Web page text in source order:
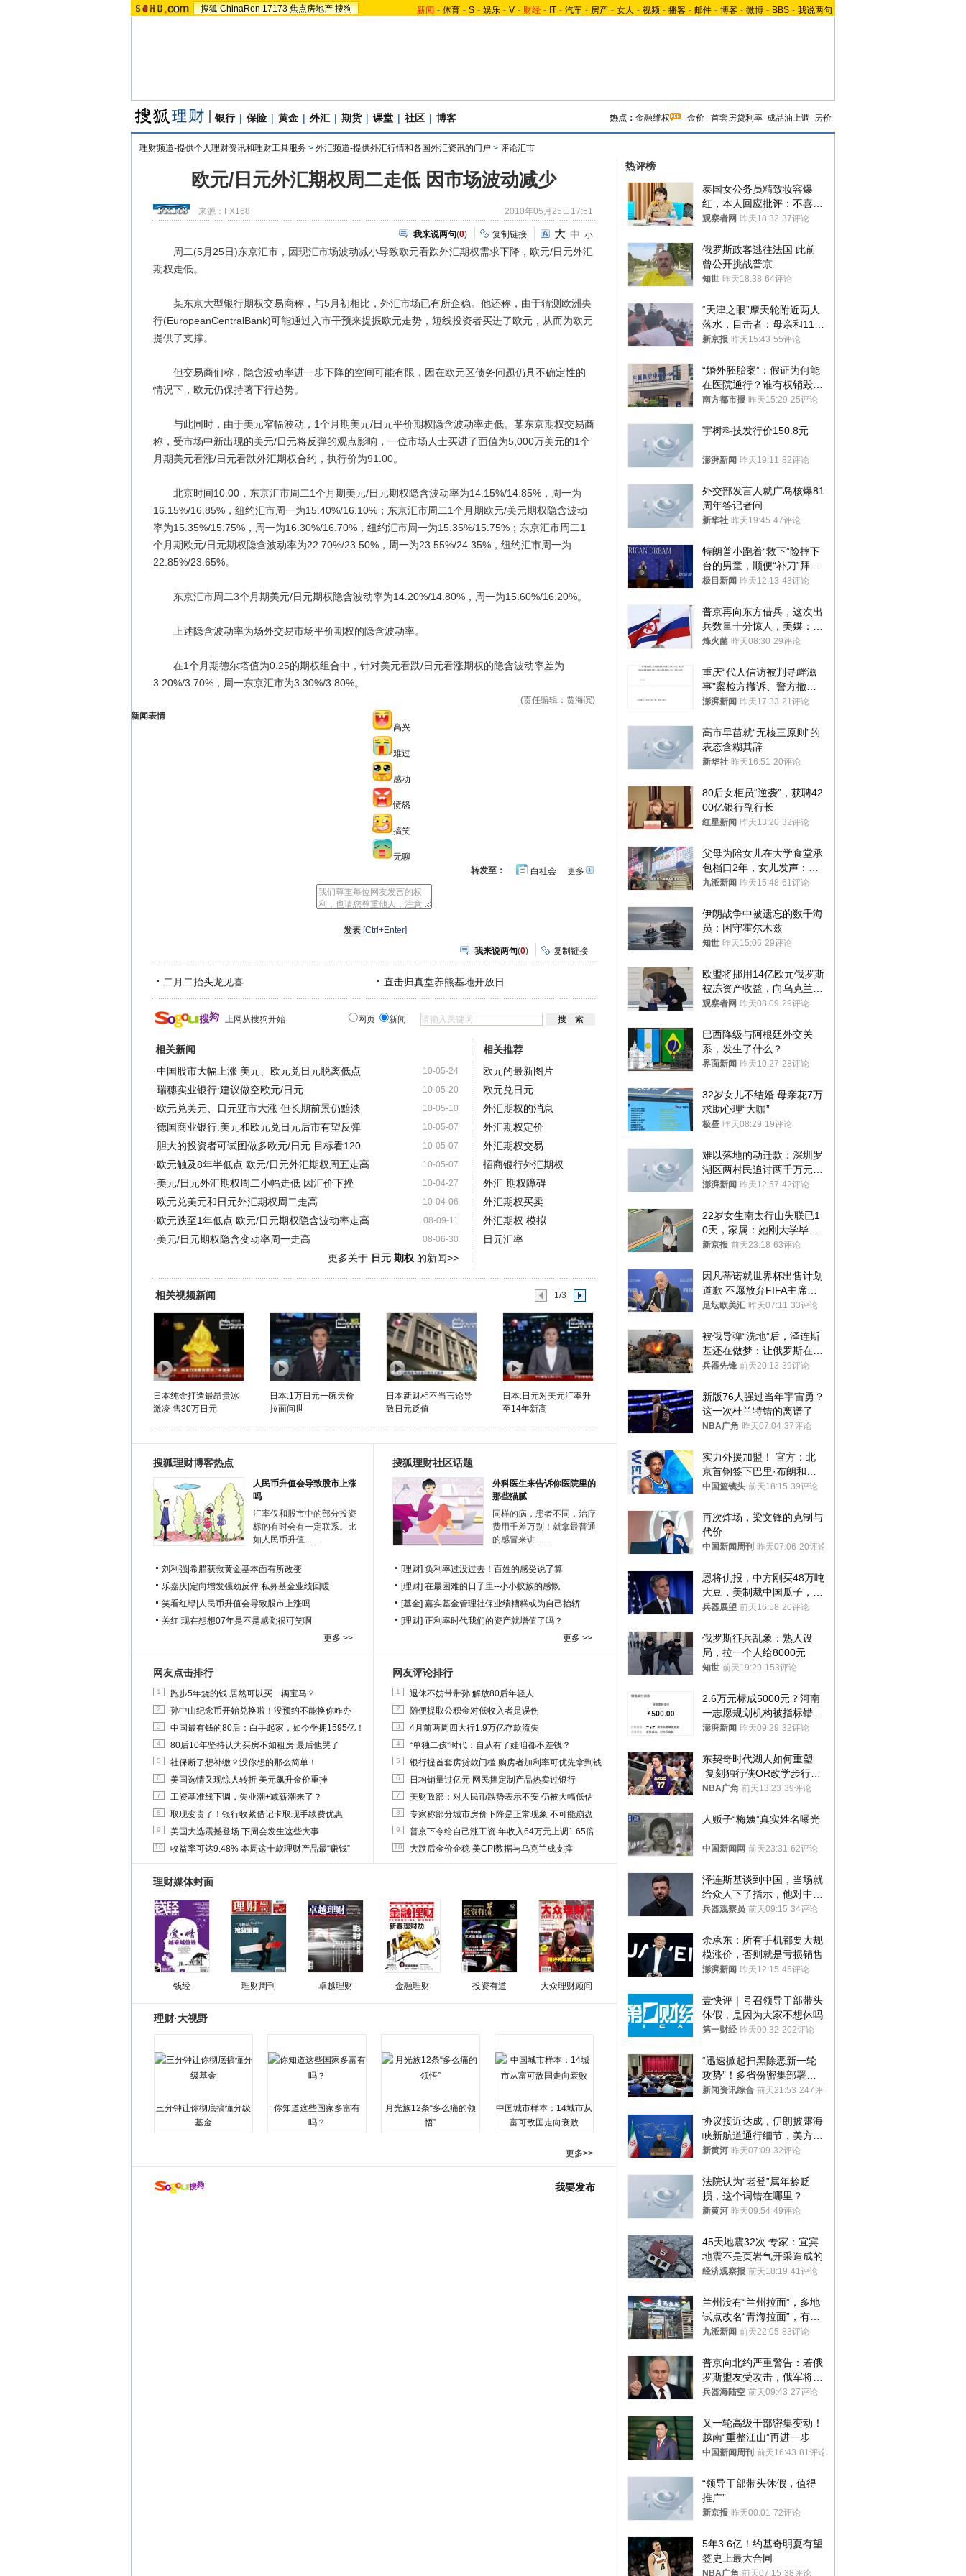
搜狐 ChinaRen 17173 焦点房地产 搜狗 新闻 - 体育 - S - 娱乐 - V - 财经 - IT - 汽车 - 房产 - 女人 - 视频 - 播客 - 邮件 - 博客 - 微博 - BBS - 我说两句
银行 | 保险 | 黄金 | 外汇 | 期货 | 课堂 | 社区 | 博客 热点： 金融维权 金价 首套房贷利率 成品油上调 房价
理财频道-提供个人理财资讯和理财工具服务 > 外汇频道-提供外汇行情和各国外汇资讯的门户 > 评论汇市
欧元/日元外汇期权周二走低 因市场波动减少
来源： FX168 2010年05月25日17:51
我来说两句(0) 复制链接 大 中 小
周二(5月25日)东京汇市，因现汇市场波动减小导致欧元看跌外汇期权需求下降，欧元/日元外汇
期权走低。
某东京大型银行期权交易商称，与5月初相比，外汇市场已有所企稳。他还称，由于猜测欧洲央
行(EuropeanCentralBank)可能通过入市干预来提振欧元走势，短线投资者买进了欧元，从而为欧元
提供了支撑。
但交易商们称，隐含波动率进一步下降的空间可能有限，因在欧元区债务问题仍具不确定性的
情况下，欧元仍保持著下行趋势。
与此同时，由于美元窄幅波动，1个月期美元/日元平价期权隐含波动率走低。某东京期权交易商
称，受市场中新出现的美元/日元将反弹的观点影响，一位市场人士买进了面值为5,000万美元的1个
月期美元看涨/日元看跌外汇期权合约，执行价为91.00。
北京时间10:00，东京汇市周二1个月期美元/日元期权隐含波动率为14.15%/14.85%，周一为
16.15%/16.85%，纽约汇市周一为15.40%/16.10%；东京汇市周二1个月期欧元/美元期权隐含波动
率为15.35%/15.75%，周一为16.30%/16.70%，纽约汇市周一为15.35%/15.75%；东京汇市周二1
个月期欧元/日元期权隐含波动率为22.70%/23.50%，周一为23.55%/24.35%，纽约汇市周一为
22.85%/23.65%。
东京汇市周二3个月期美元/日元期权隐含波动率为14.20%/14.80%，周一为15.60%/16.20%。
上述隐含波动率为场外交易市场平价期权的隐含波动率。
在1个月期德尔塔值为0.25的期权组合中，针对美元看跌/日元看涨期权的隐含波动率差为
3.20%/3.70%，周一东京汇市为3.30%/3.80%。
(责任编辑：贾海滨)
新闻表情
高兴
难过
感动
愤怒
搞笑
无聊
更多开
转发至： 白社会
[Ctrl+Enter]
我来说两句(0) 复制链接
二月二抬头龙见喜 直击归真堂养熊基地开放日
上网从搜狗开始 网页 新闻
相关新闻
10-05-24
·中国股市大幅上涨 美元、欧元兑日元脱离低点
10-05-20
·瑞穗实业银行:建议做空欧元/日元
10-05-10
·欧元兑美元、日元亚市大涨 但长期前景仍黯淡
10-05-07
·德国商业银行:美元和欧元兑日元后市有望反弹
10-05-07
·胆大的投资者可试图做多欧元/日元 目标看120
10-05-07
·欧元触及8年半低点 欧元/日元外汇期权周五走高
10-04-27
·美元/日元外汇期权周二小幅走低 因汇价下挫
10-04-06
·欧元兑美元和日元外汇期权周二走高
08-09-11
·欧元跌至1年低点 欧元/日元期权隐含波动率走高
08-06-30
·美元/日元期权隐含变动率周一走高
更多关于 日元 期权 的新闻>>
相关推荐
欧元的最新图片
欧元兑日元
外汇期权的消息
外汇期权定价
外汇期权交易
招商银行外汇期权
外汇 期权障碍
外汇期权买卖
外汇期权 模拟
日元汇率
相关视频新闻 1/3
日本纯金打造最昂贵冰
激凌 售30万日元
日本:1万日元一碗天价
拉面问世
日本新财相不当言论导
致日元贬值
日本:日元对美元汇率升
至14年新高
搜狐理财博客热点
人民币升值会导致股市上涨
吗
汇率仅和股市中的部分投资
标的有时会有一定联系。比
如人民币升值……
刘利强 希腊获救黄金基本面有所改变
乐嘉庆 定向增发强劲反弹 私募基金业绩回暖
笑看红绿 人民币升值会导致股市上涨吗
关红 现在想想07年是不是感觉很可笑啊
更多 >>
搜狐理财社区话题
外科医生来告诉你医院里的
那些猫腻
同样的病，患者不同，治疗
费用千差万别！就拿最普通
的感冒来讲……
[理财] 负利率过没过去！百姓的感受说了算
[理财] 在最困难的日子里--小小蚁族的感慨
[基金] 嘉实基金管理社保业绩糟糕或为自己抬轿
[理财] 正利率时代我们的资产就增值了吗？
更多 >>
网友点击排行
1 跑步5年烧的钱 居然可以买一辆宝马？
2 孙中山纪念币开始兑换啦！没预约不能换你咋办
3 中国最有钱的80后：白手起家，如今坐拥1595亿！
4 80后10年坚持认为买房不如租房 最后他哭了
5 社保断了想补缴？没你想的那么简单！
6 美国选情又现惊人转折 美元飙升金价重挫
7 工资基准线下调，失业潮+减薪潮来了？
8 取现变贵了！银行收紧借记卡取现手续费优惠
9 美国大选震撼登场 下周会发生这些大事
10 收益率可达9.48% 本周这十款理财产品最“赚钱”
网友评论排行
1 退休不妨带带孙 解放80后年轻人
2 随便提取公积金对低收入者是误伤
3 4月前两周四大行1.9万亿存款流失
4 “单独二孩”时代：自从有了娃咱都不差钱？
5 银行提首套房贷款门槛 购房者加利率可优先拿到钱
6 日均销量过亿元 网民捧定制产品热卖过银行
7 美财政部：对人民币跌势表示不安 仍被大幅低估
8 专家称部分城市房价下降是正常现象 不可能崩盘
9 普京下令给自己涨工资 年收入64万元上调1.65倍
10 大跌后金价企稳 美CPI数据与乌克兰成支撑
理财媒体封面
钱经 理财周刊 卓越理财 金融理财 投资有道 大众理财顾问
理财·大视野
三分钟让你彻底搞懂分级
基金
你知道这些国家多富有
吗？
月光族12条“多么痛的领
悟”
中国城市样本：14城市从
富可敌国走向衰败
更多>>
我要发布
热评榜
泰国女公务员精致妆容爆
红，本人回应批评：不喜欢
就别看
观察者网 昨天18:32 37评论
俄罗斯政客逃往法国 此前
曾公开挑战普京
知世 昨天18:38 64评论
“天津之眼”摩天轮附近两人
落水，目击者：母亲和11岁
儿子先后被打捞上岸
新京报 昨天15:43 55评论
“婚外胚胎案”：假证为何能
在医院通行？谁有权销毁胚
胎？
南方都市报 昨天15:29 25评论
宇树科技发行价150.8元
澎湃新闻 昨天19:11 82评论
外交部发言人就广岛核爆81
周年答记者问
新华社 昨天19:45 47评论
特朗普小跑着“救下”险摔下
台的男童，顺便“补刀”拜
登：“我可不想他像拜登一
极目新闻 昨天12:13 43评论
普京再向东方借兵，这次出
兵数量十分惊人，美媒：俄
朝要动真格？
烽火菌 昨天08:30 29评论
重庆“代人信访被判寻衅滋
事”案检方撤诉、警方撤
案，两被告人获国赔
澎湃新闻 昨天17:33 21评论
高市早苗就“无核三原则”的
表态含糊其辞
新华社 昨天16:51 20评论
80后女柜员“逆袭”，获聘42
00亿银行副行长
红星新闻 昨天13:20 32评论
父母为陪女儿在大学食堂承
包档口2年，女儿发声：初
衷是为了陪伴，毕业后将不
九派新闻 昨天15:48 61评论
伊朗战争中被遗忘的数千海
员：困守霍尔木兹
知世 昨天15:06 29评论
欧盟将挪用14亿欧元俄罗斯
被冻资产收益，向乌克兰提
供援助
观察者网 昨天08:09 29评论
巴西降级与阿根廷外交关
系，发生了什么？
界面新闻 昨天10:27 28评论
32岁女儿不结婚 母亲花7万
求助心理“大咖”
极昼 昨天08:29 19评论
难以落地的动迁款：深圳罗
湖区两村民追讨两千万元动
迁款八年未果
澎湃新闻 昨天12:57 42评论
22岁女生南太行山失联已1
0天，家属：她刚大学毕业
想到山里旅行
新京报 前天23:18 63评论
因凡蒂诺就世界杯出售计划
道歉 不愿放弃FIFA主席职
位
足坛欧美汇 昨天07:11 33评论
被俄导弹“洗地”后，泽连斯
基还在做梦：让俄罗斯在冬
季前求和？
兵器先锋 前天20:13 39评论
新版76人强过当年宇宙勇？
这一次杜兰特错的离谱了
NBA广角 昨天07:04 37评论
实力外援加盟！ 官方：北
京首钢签下巴里·布朗和桑
普森
中国篮镜头 前天18:15 39评论
再次炸场，梁文锋的克制与
代价
中国新闻周刊 昨天07:06 20评论
恩将仇报，中方刚买48万吨
大豆，美制裁中国瓜子，布
林肯措辞变了
兵器展望 前天16:58 20评论
俄罗斯征兵乱象：熟人设
局，拉一个人给8000元
知世 前天19:29 153评论
2.6万元标成5000元？河南
一志愿规划机构被指标错学
费致考生复读
澎湃新闻 昨天09:29 32评论
东契奇时代湖人如何重塑
复刻独行侠OR改学步行
者？
NBA广角 前天13:23 39评论
人贩子“梅姨”真实姓名曝光
中国新闻网 前天23:31 62评论
泽连斯基谈到中国，当场就
给众人下了指示，他对中国
和中乌关系，显然又有了新
兵器观察员 前天09:15 34评论
余承东：所有手机都要大规
模涨价，否则就是亏损销售
澎湃新闻 昨天12:15 45评论
壹快评｜号召领导干部带头
休假，是因为大家不想休吗
第一财经 昨天09:32 202评论
“迅速掀起扫黑除恶新一轮
攻势”！多省份密集部署，
公布举报方式
新闻资讯综合 前天21:53 247评论
协议接近达成，伊朗披露海
峡新航道通行细节，美方再
提“倒计时”
新黄河 昨天07:09 32评论
法院认为“老登”属年龄贬
损，这个词错在哪里？
新黄河 昨天09:54 49评论
45天地震32次 专家：宜宾
地震不是页岩气开采造成的
经济观察报 前天18:19 41评论
兰州没有“兰州拉面”，多地
试点改名“青海拉面”，有商
家改名已两年
九派新闻 前天22:05 83评论
普京向北约严重警告：若俄
罗斯盟友受攻击，俄军将动
用核武器保护
兵器海陆空 前天09:43 27评论
又一轮高级干部密集变动！
越南“重整江山”再进一步
中国新闻周刊 前天16:43 81评论
“领导干部带头休假，值得
推广”
新京报 昨天00:01 72评论
5年3.6亿！约基奇明夏有望
签史上最大合同
NBA广角 前天07:15 38评论